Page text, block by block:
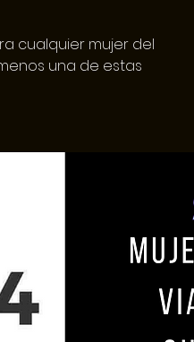
cualquier mujer del
una de estas